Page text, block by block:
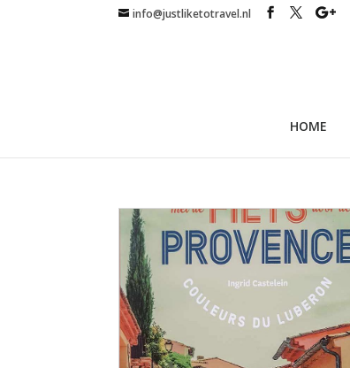
info@justliketotravel.nl
HOME